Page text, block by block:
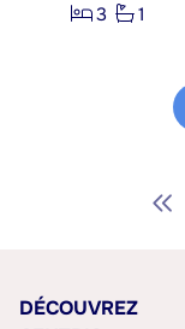
3
1
DÉCOUVREZ